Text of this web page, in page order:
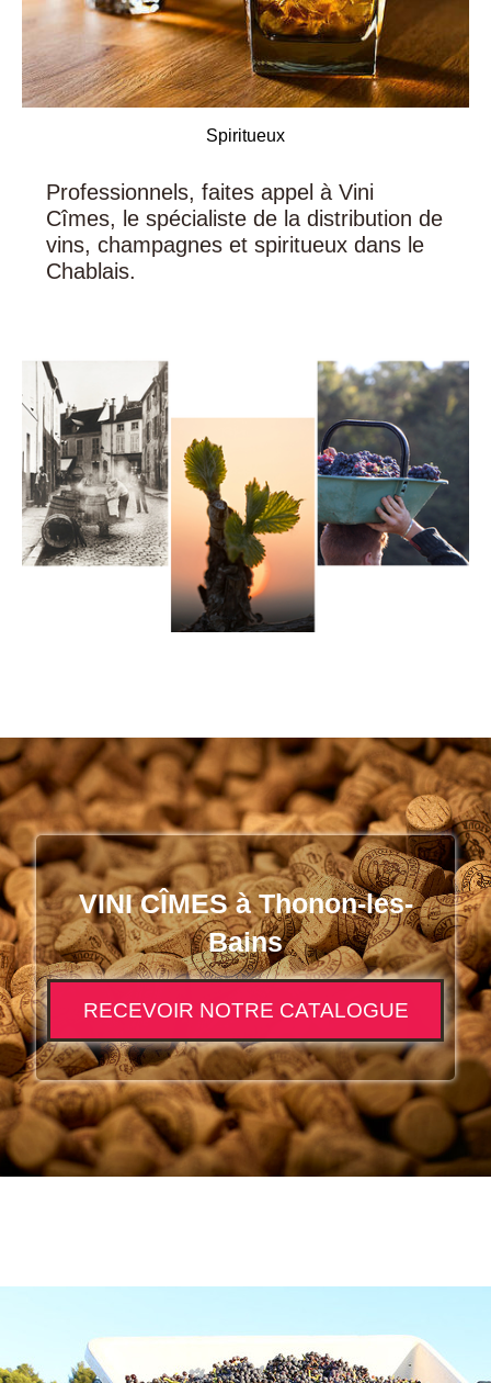
Spiritueux
Professionnels, faites appel à Vini
Cîmes, le spécialiste de la distribution de
vins, champagnes et spiritueux dans le
Chablais.
VINI CÎMES à Thonon-les-
Bains
RECEVOIR NOTRE CATALOGUE